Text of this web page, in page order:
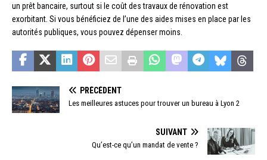
un prêt bancaire, surtout si le coût des travaux de rénovation est
exorbitant. Si vous bénéficiez de l’une des aides mises en place par les
autorités publiques, vous pouvez dépenser moins.
PRÉCÉDENT
Les meilleures astuces pour trouver un bureau à Lyon 2
SUIVANT
Qu’est-ce qu’un mandat de vente ?